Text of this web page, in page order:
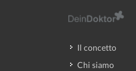
Il concetto
Chi siamo